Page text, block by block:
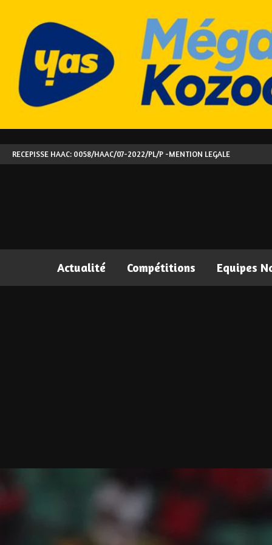
RECEPISSE HAAC: 0058/HAAC/07-2022/PL/P -MENTION LEGALE
Actualité Compétitions Equipes